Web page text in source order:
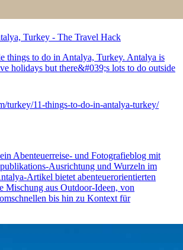
Turkey - The Travel Hack
things to do in Antalya, Turkey. Antalya is
holidays but there&#039;s lots to do outside
turkey/11-things-to-do-in-antalya-turkey/
Abenteuerreise- und Fotografieblog mit
Ausrichtung und Wurzeln im
Artikel bietet abenteuerorientierten
Mischung aus Outdoor-Ideen, von
bis hin zu Kontext für